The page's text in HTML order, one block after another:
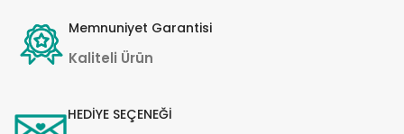
Memnuniyet Garantisi
Kaliteli Ürün
HEDİYE SEÇENEĞİ